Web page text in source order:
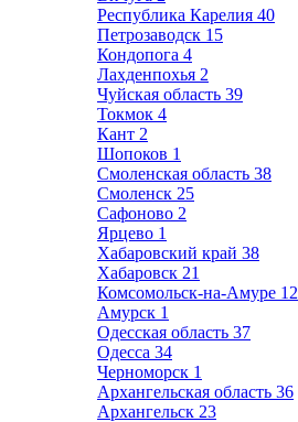
Республика Карелия 40
Петрозаводск 15
Кондопога 4
Лахденпохья 2
Чуйская область 39
Токмок 4
Кант 2
Шопоков 1
Смоленская область 38
Смоленск 25
Сафоново 2
Ярцево 1
Хабаровский край 38
Хабаровск 21
Комсомольск-на-Амуре 12
Амурск 1
Одесская область 37
Одесса 34
Черноморск 1
Архангельская область 36
Архангельск 23